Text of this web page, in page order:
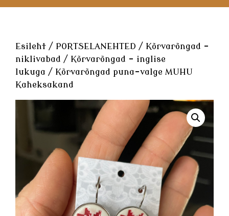
Esileht / PORTSELANEHTED / Kõrvarõngad -
niklivabad / Kõrvarõngad - inglise
lukuga / Kõrvarõngad puna-valge MUHU
Kaheksakand